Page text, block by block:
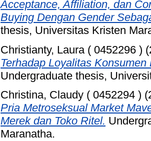
Acceptance, Affiliation, dan
Buying Dengan Gender
thesis, Universitas Kristen
Christianty, Laura ( 0452296 )
Terhadap Loyalitas
Undergraduate thesis,
Christina, Claudy ( 0452294 )
Pria Metroseksual Market
Merek dan Toko Ritel.
Maranatha.